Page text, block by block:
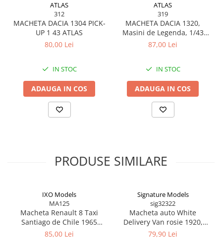
ATLAS
312
MACHETA DACIA 1304 PICK-
UP 1 43 ATLAS
80,00 Lei
IN STOC
ADAUGA IN COS
ATLAS
319
MACHETA DACIA 1320,
Masini de Legenda, 1/43
ATLAS
87,00 Lei
IN STOC
ADAUGA IN COS
PRODUSE SIMILARE
IXO Models
MA125
Macheta Renault 8 Taxi
Santiago de Chile 1965
scara 1:43
85,00 Lei
Signature Models
sig32322
Macheta auto White
Delivery Van rosie 1920,
scara 1:32, Signature –
79,90 Lei